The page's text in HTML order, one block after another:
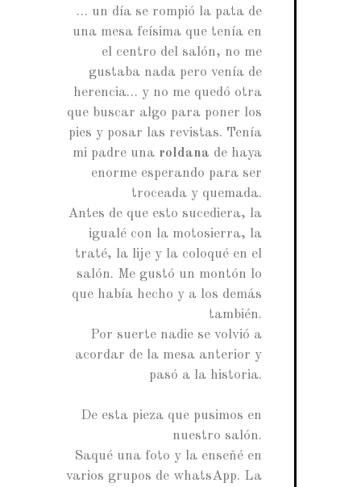
… un día se rompió la pata de
una mesa feísima que tenía en
el centro del salón, no me
gustaba nada pero venía de
herencia… y no me quedó otra
que buscar algo para poner los
pies y posar las revistas. Tenía
mi padre una roldana de haya
enorme esperando para ser
troceada y quemada.
Antes de que esto sucediera, la
igualé con la motosierra, la
traté, la lije y la coloqué en el
salón. Me gustó un montón lo
que había hecho y a los demás
también.
Por suerte nadie se volvió a
acordar de la mesa anterior y
pasó a la historia.
De esta pieza que pusimos en
nuestro salón.
Saqué una foto y la enseñé en
varios grupos de whatsApp. La